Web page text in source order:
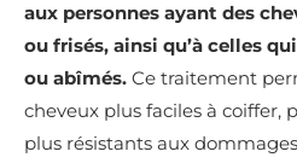
aux personnes ayant des
ou frisés, ainsi qu’à celles
ou abîmés. Ce traitement
cheveux plus faciles à coiffer,
plus résistants aux